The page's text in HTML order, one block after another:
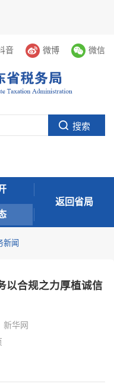
音 微博 微信
返回省局
新闻
以合规之力厚植诚信
新华网